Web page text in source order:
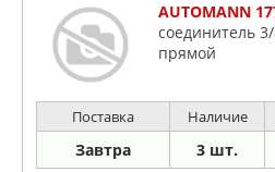
AUTOMANN
соединитель
прямой
Поставка Наличие
Завтра 3 шт.